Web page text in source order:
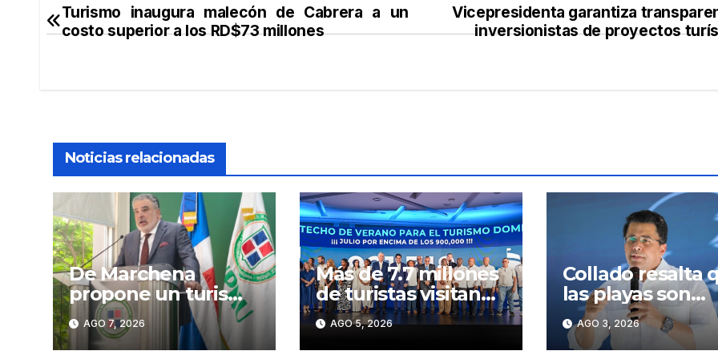
Navegación
Vicepresidenta garantiza
inversionistas de proyectos
Turismo inaugura malecón de Cabrera a un
costo superior a los RD$73 millones
Noticias relacionadas
De Marchena
propone un turismo
dominicano basado
en formación,
tecnología y
AGO 7, 2026
Más de 7.7 millones
de turistas visitan
RD hasta julio
AGO 5, 2026
Collado resalta
las playas son
públicas y no
privadas –
de turismo
AGO 3, 2026